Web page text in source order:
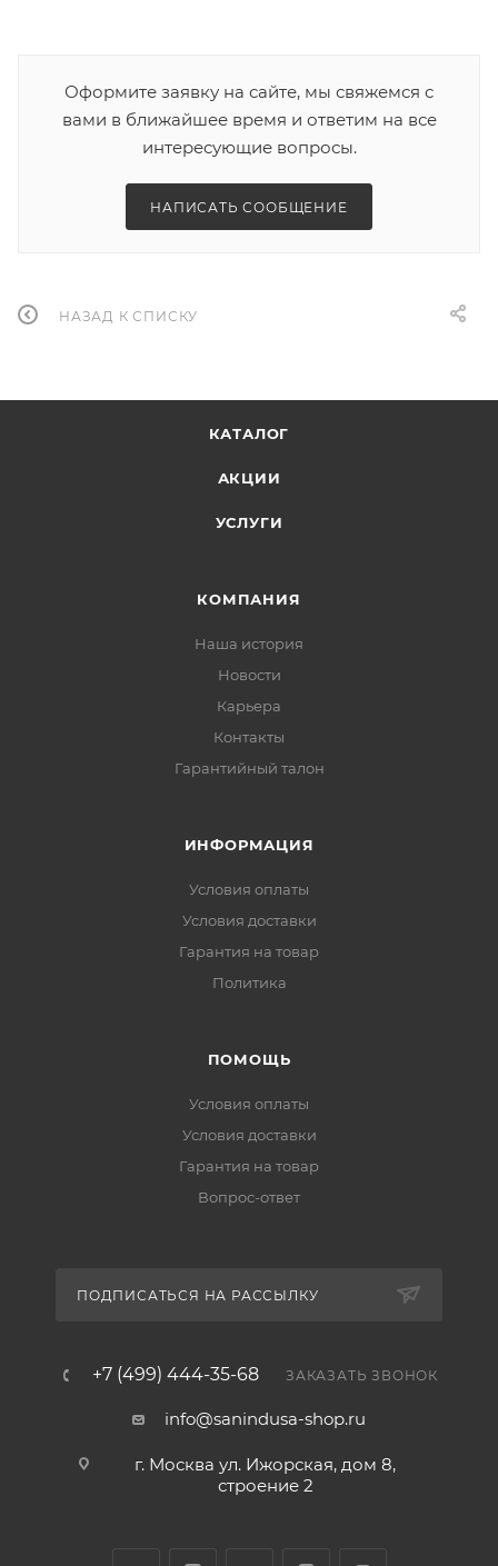
Оформите заявку на сайте, мы свяжемся с
вами в ближайшее время и ответим на все
интересующие вопросы.
НАПИСАТЬ СООБЩЕНИЕ
НАЗАД К СПИСКУ
КАТАЛОГ
АКЦИИ
УСЛУГИ
КОМПАНИЯ
Наша история
Новости
Карьера
Контакты
Гарантийный талон
ИНФОРМАЦИЯ
Условия оплаты
Условия доставки
Гарантия на товар
Политика
ПОМОЩЬ
Условия оплаты
Условия доставки
Гарантия на товар
Вопрос-ответ
ПОДПИСАТЬСЯ НА РАССЫЛКУ
+7 (499) 444-35-68 ЗАКАЗАТЬ ЗВОНОК
info@sanindusa-shop.ru
г. Москва ул. Ижорская, дом 8,
строение 2